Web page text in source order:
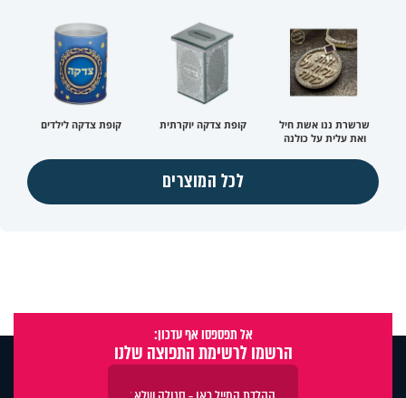
שרשרת ננו אשת חיל
ואת עלית על כולנה
קופת צדקה יוקרתית קופת צדקה לילדים
לכל המוצרים
אל תפספסו אף עדכון:
הרשמו לרשימת התפוצה שלנו